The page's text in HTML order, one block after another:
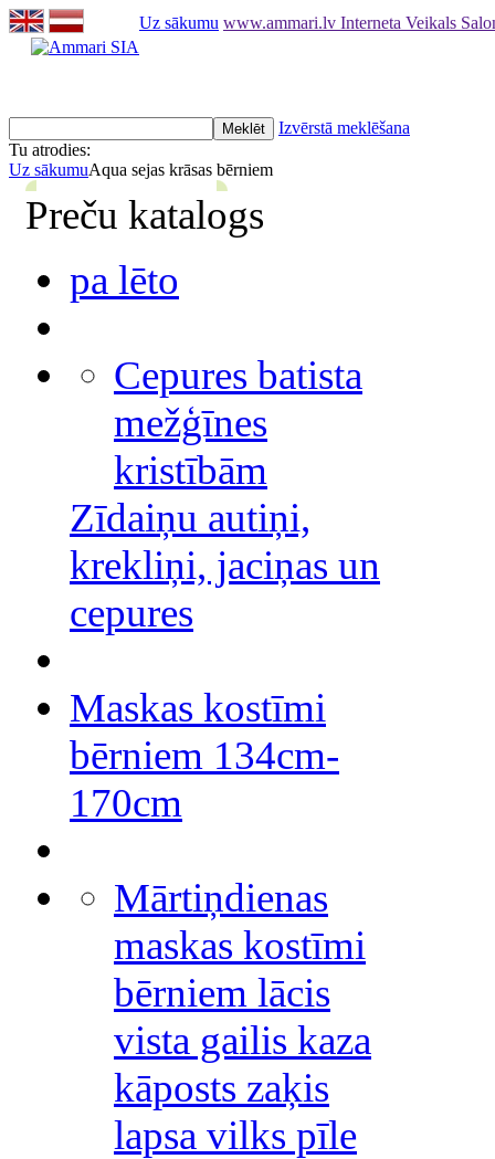
Uz sākumu www.ammari.lv Interneta Veikals
Izvērstā meklēšana
Tu atrodies:
Uz sākumuAqua sejas krāsas bērniem
Preču katalogs
pa lēto
Cepures batista
mežģīnes
kristībām
Zīdaiņu autiņi,
krekliņi, jaciņas un
cepures
Maskas kostīmi
bērniem 134cm-
170cm
Mārtiņdienas
maskas kostīmi
bērniem lācis
vista gailis kaza
kāposts zaķis
lapsa vilks pīle